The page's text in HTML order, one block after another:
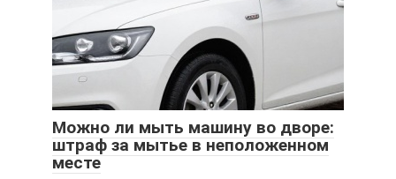
Можно ли мыть машину во дворе:
штраф за мытье в неположенном
месте